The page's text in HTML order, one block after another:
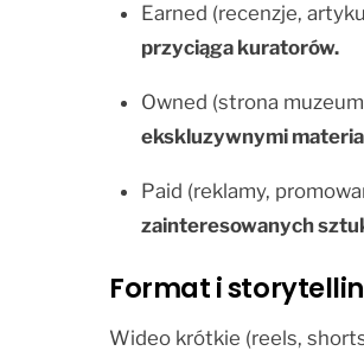
Earned (recenzje,
przyciąga kuratorów.
Owned (strona
ekskluzywnymi
Paid (reklamy,
zainteresowanych
Format i
Wideo krótkie (reels,